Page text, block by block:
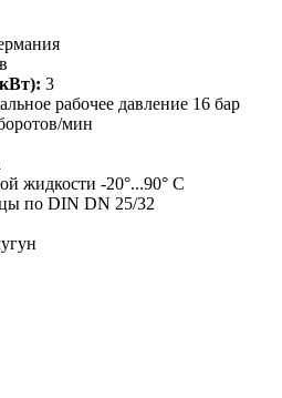
3
рабочее давление 16 бар
мин
жидкости -20°...90° C
по DIN DN 25/32